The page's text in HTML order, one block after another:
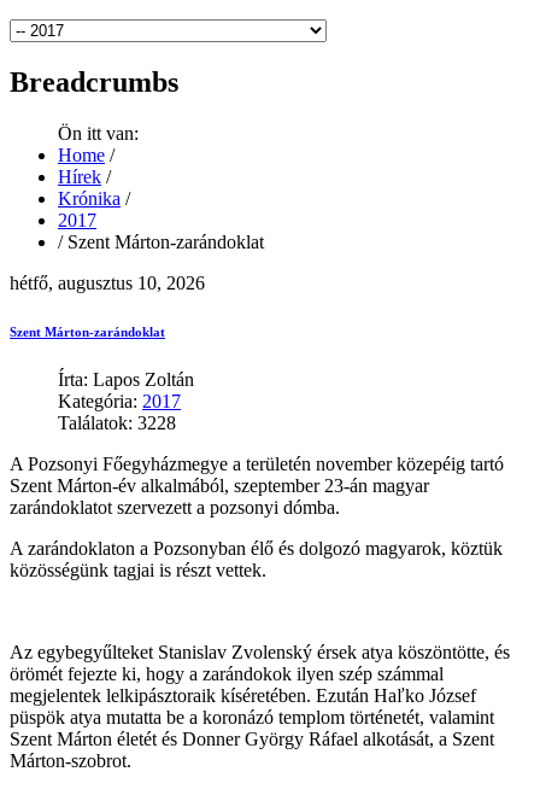
Breadcrumbs
Ön itt van:
Home /
Hírek /
Krónika /
2017
/ Szent Márton-zarándoklat
hétfő, augusztus 10, 2026
Szent Márton-zarándoklat
Írta: Lapos Zoltán
Kategória: 2017
Találatok: 3228
A Pozsonyi Főegyházmegye a területén november közepéig tartó
Szent Márton-év alkalmából, szeptember 23-án magyar
zarándoklatot szervezett a pozsonyi dómba.
A zarándoklaton a Pozsonyban élő és dolgozó magyarok, köztük
közösségünk tagjai is részt vettek.
Az egybegyűlteket Stanislav Zvolenský érsek atya köszöntötte, és
örömét fejezte ki, hogy a zarándokok ilyen szép számmal
megjelentek lelkipásztoraik kíséretében. Ezután Haľko József
püspök atya mutatta be a koronázó templom történetét, valamint
Szent Márton életét és Donner György Ráfael alkotását, a Szent
Márton-szobrot.